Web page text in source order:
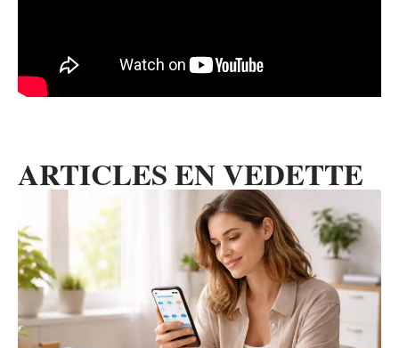
ARTICLES EN VEDETTE